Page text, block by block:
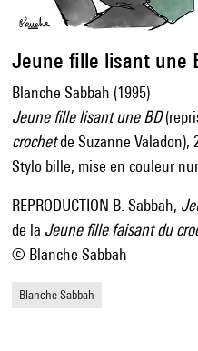
Jeune fille lisant une
Blanche Sabbah (1995)
Jeune fille lisant une BD
crochetde Suzanne Valadon),
Stylo bille, mise en couleur
REPRODUCTION B. Sabbah,
de la Jeune fille faisant du
© Blanche Sabbah
Blanche Sabbah